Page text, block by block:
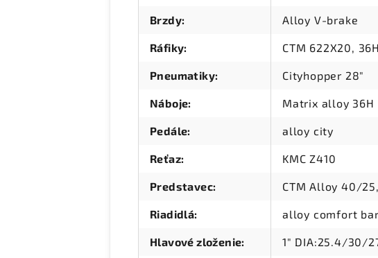
Brzdy: Alloy V-brake
Ráfiky: CTM 622X20,
Pneumatiky: Cityhopper 28"
Náboje: Matrix alloy 36H
Pedále: alloy city
Reťaz: KMC Z410
Predstavec: CTM Alloy 40/
Riadidlá: alloy comfort
Hlavové zloženie: 1" DIA:25.4/30/